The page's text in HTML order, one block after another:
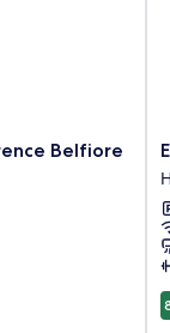
Belfiore